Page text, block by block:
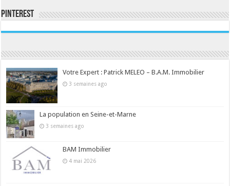
Pinterest
Votre Expert : Patrick MELEO – B.A.M. Immobilier
3 semaines ago
La population en Seine-et-Marne
3 semaines ago
BAM Immobilier
4 mai 2026